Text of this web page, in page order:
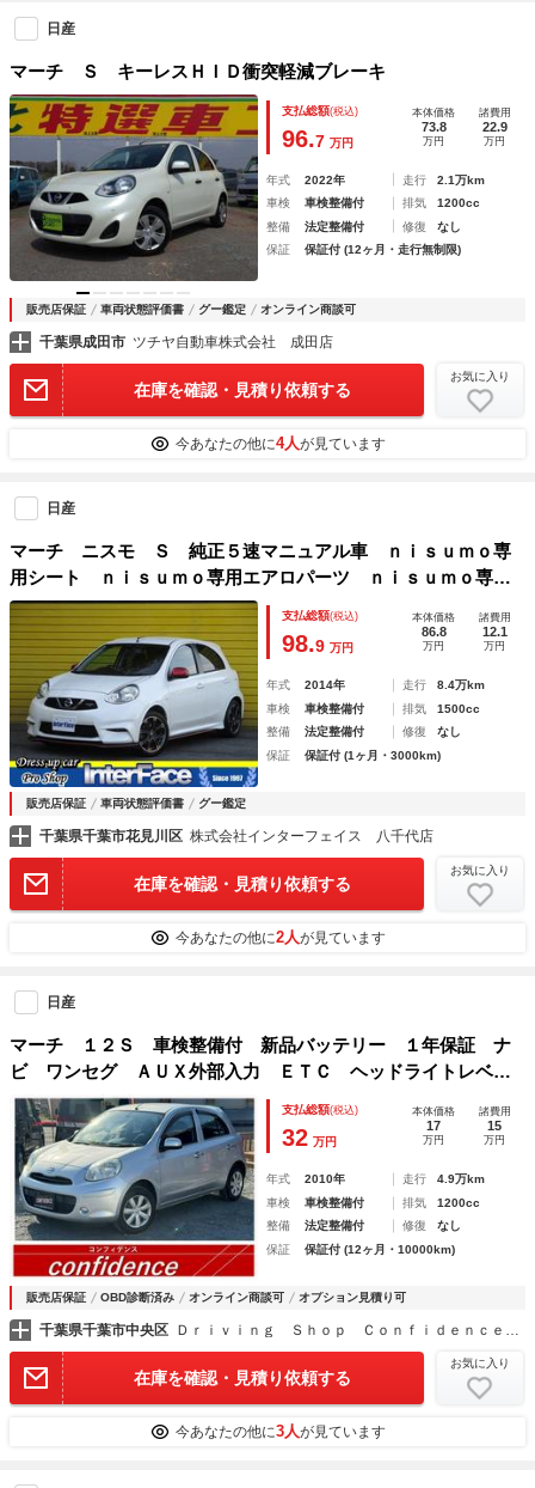
日産
マーチ Ｓ キーレスＨＩＤ衝突軽減ブレーキ
支払総額(税込)
96.7 万円
本体価格
73.8
万円
諸費用
22.9
万円
年式 2022年 走行
2.1万km
車検
車検整備付 排気
1200cc
整備
法定整備付 修復
なし
保証
保証付 (12ヶ月・走行無制限)
販売店保証 車両状態評価書 グー鑑定 オンライン商談可
千葉県成田市 ツチヤ自動車株式会社 成田店
在庫を確認・見積り依頼する
お気に入り
今あなたの他に4人が見ています
日産
マーチ ニスモ Ｓ 純正５速マニュアル車 ｎｉｓｕｍｏ専
用シート ｎｉｓｕｍｏ専用エアロパーツ ｎｉｓｕｍｏ専用
アルミホイール ＬＥＤヘッドライト バックフォグ付き Ｌ
ＥＤデイライト ケンウッドＳＤナビ ワンオーナー車
支払総額(税込)
98.9 万円
本体価格
86.8
万円
諸費用
12.1
万円
年式 2014年 走行
8.4万km
車検
車検整備付 排気
1500cc
整備
法定整備付 修復
なし
保証
保証付 (1ヶ月・3000km)
販売店保証 車両状態評価書 グー鑑定
千葉県千葉市花見川区 株式会社インターフェイス 八千代店
在庫を確認・見積り依頼する
お気に入り
今あなたの他に2人が見ています
日産
マーチ １２Ｓ 車検整備付 新品バッテリー １年保証 ナ
ビ ワンセグ ＡＵＸ外部入力 ＥＴＣ ヘッドライトレベラ
イザ
支払総額(税込)
32 万円
本体価格
17
万円
諸費用
15
万円
年式 2010年 走行
4.9万km
車検
車検整備付 排気
1200cc
整備
法定整備付 修復
なし
保証
保証付 (12ヶ月・10000km)
販売店保証 OBD診断済み オンライン商談可 オプション見積り可
千葉県千葉市中央区
在庫を確認・見積り依頼する
お気に入り
今あなたの他に3人が見ています